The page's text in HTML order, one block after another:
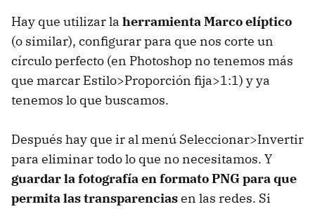
Hay que utilizar la herramienta Marco elíptico
(o similar), configurar para que nos corte un
círculo perfecto (en Photoshop no tenemos más
que marcar Estilo>Proporción fija>1:1) y ya
tenemos lo que buscamos.
Después hay que ir al menú Seleccionar>Invertir
para eliminar todo lo que no necesitamos. Y
guardar la fotografía en formato PNG para que
permita las transparenciasen las redes. Si